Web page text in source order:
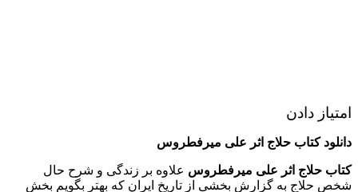
امتیاز دادن
دانلود کتاب حلاج اثر علی میرفطروس
کتاب حلاج اثر علی میرفطروس علاوه بر زندگی و شرح حال
شخص حلاج به گزارش بخشی از تاریخ ایران که بهتر بگویم بخش